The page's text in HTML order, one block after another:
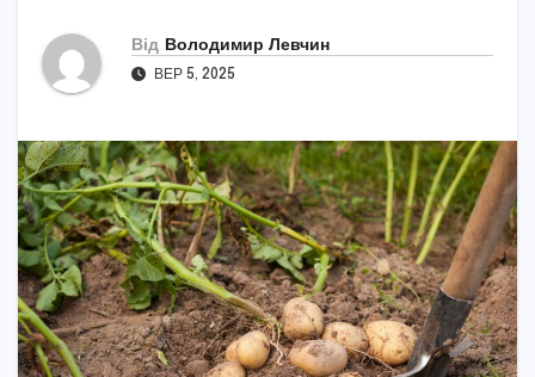
Від Володимир Левчин
ВЕР 5, 2025